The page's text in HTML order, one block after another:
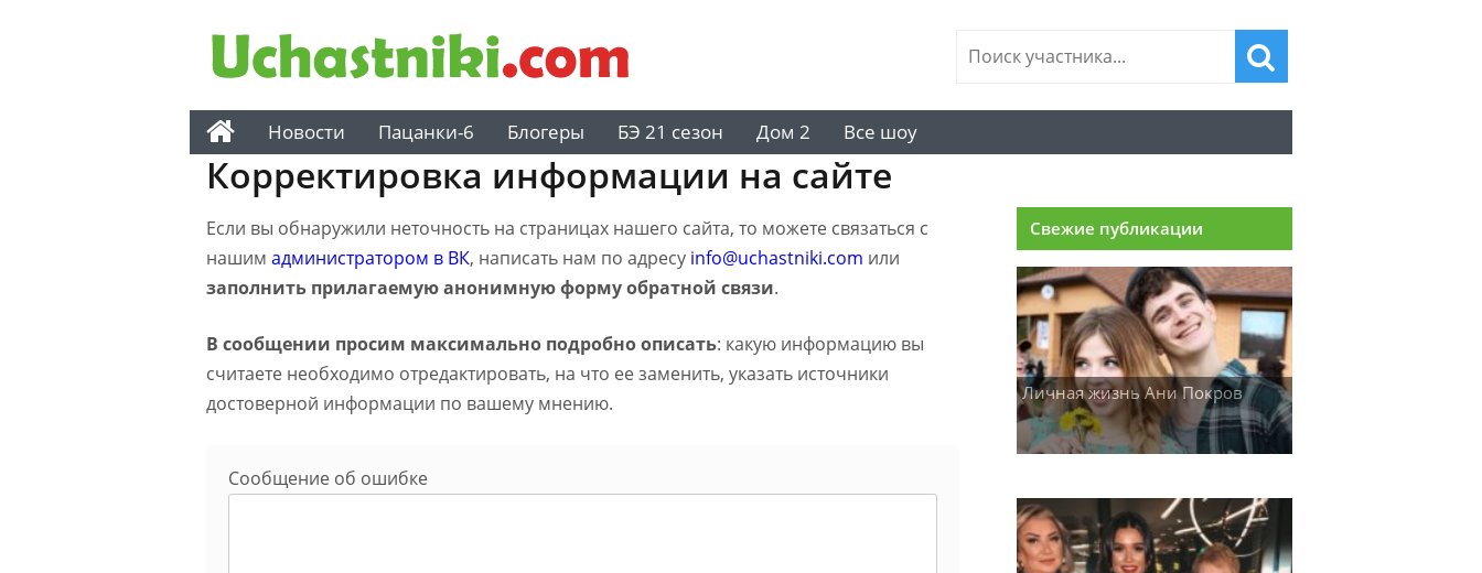
Новости Пацанки-6 Блогеры БЭ 21 сезон Дом 2 Все шоу
Корректировка информации на сайте
Если вы обнаружили неточность на страницах нашего сайта, то можете связаться с
нашим администратором в ВК, написать нам по адресу info@uchastniki.com или
заполнить прилагаемую анонимную форму обратной связи.
В сообщении просим максимально подробно описать: какую информацию вы
считаете необходимо отредактировать, на что ее заменить, указать источники
достоверной информации по вашему мнению.
Сообщение об ошибке
Свежие публикации
Личная жизнь Ани Покров